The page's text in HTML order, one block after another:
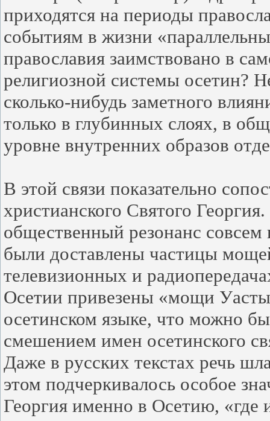
приходятся на периоды
событиям в жизни
православия заимствовано в
религиозной системы осетин?
сколько-нибудь заметного
только в глубинных слоях, в
уровне внутренних образов
В этой связи показательно
христианского Святого
общественный резонанс
были доставлены частицы
телевизионных и
Осетии привезены «мощи
осетинском языке, что можно
смешением имен осетинского
Даже в русских текстах речь
этом подчеркивалось особое
Георгия именно в Осетию, «где